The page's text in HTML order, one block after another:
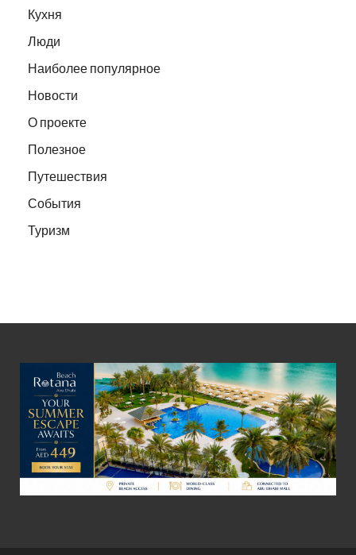
Кухня
Люди
Наиболее популярное
Новости
О проекте
Полезное
Путешествия
События
Туризм